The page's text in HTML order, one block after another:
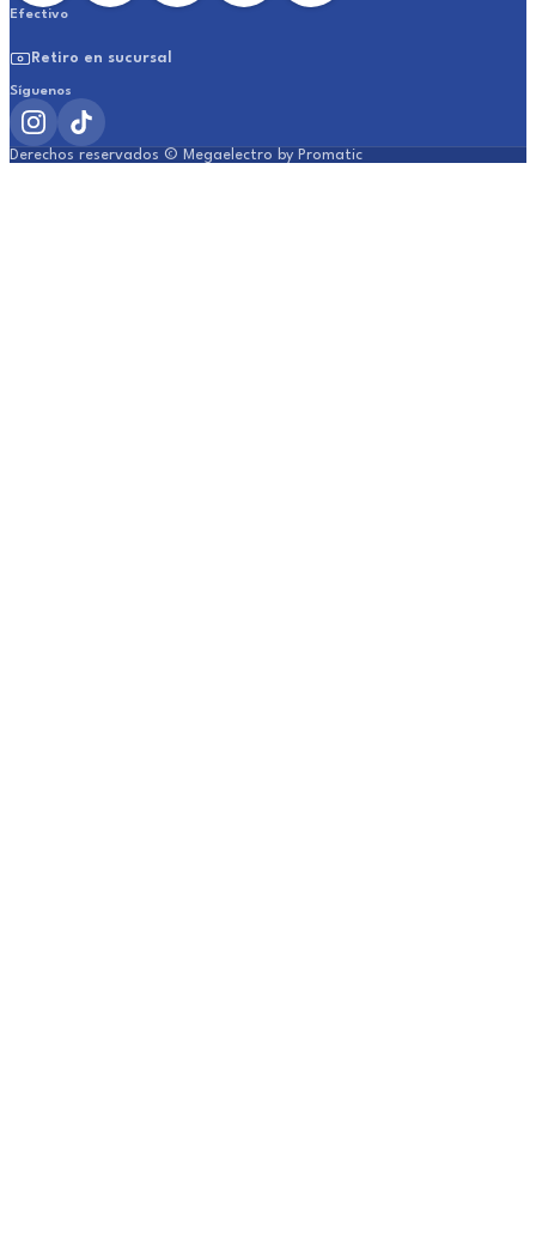
Efectivo
Retiro en sucursal
Síguenos
Derechos reservados © Megaelectro by Promatic